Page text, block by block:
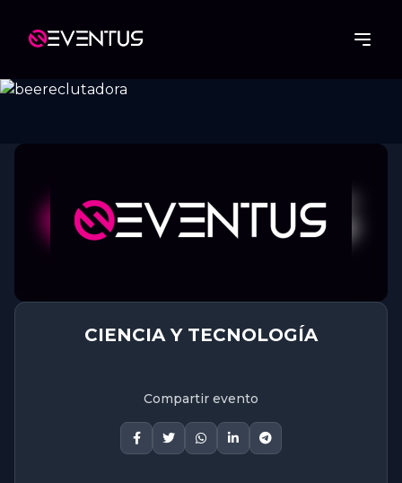
CIENCIA Y TECNOLOGÍA
Compartir evento